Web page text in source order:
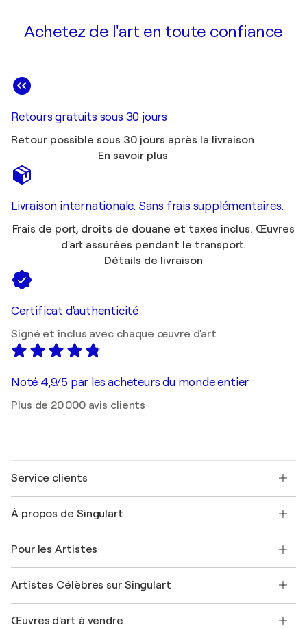
Achetez de l'art en toute confiance
Retours gratuits sous 30 jours
Retour possible sous 30 jours après la livraison
En savoir plus
Livraison internationale. Sans frais supplémentaires.
Frais de port, droits de douane et taxes inclus. Œuvres
d'art assurées pendant le transport.
Détails de livraison
Certificat d'authenticité
Signé et inclus avec chaque œuvre d'art
Noté 4,9/5 par les acheteurs du monde entier
Plus de 20 000 avis clients
Service clients
Expédition
Offrir une carte cadeau
Rejoignez notre programme commercial
Mon compte
+33 1 76 44 06 42
À propos de Singulart
FAQ
Magazine Singulart
Emplois
Découvrez une sélection d'art original
Pour les Artistes
Se connecter en tant qu'Artiste
Artistes Célèbres sur Singulart
Marc Chagall
Œuvres d'art à vendre